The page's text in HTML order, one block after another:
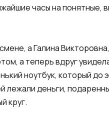
часы на понятные,
а Галина
а теперь вдруг
ноутбук, который до
лежали деньги,
круг.